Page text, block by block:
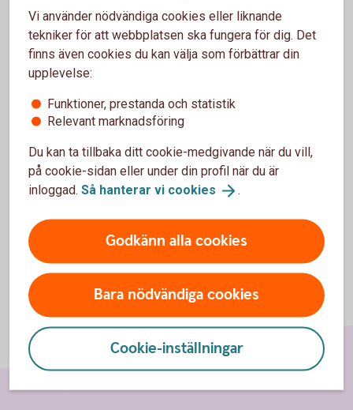
Behöver du hjälp?
Ring Digital Support. Öppet måndag-fredag 08.00-
storhelger).
Ring 0771-97 75 12
Vi använder nödvändiga cookies eller liknande
tekniker för att webbplatsen ska fungera för dig. Det
finns även cookies du kan välja som förbättrar din
upplevelse:
Funktioner, prestanda och statistik
Relevant marknadsföring
Du kan ta tillbaka ditt cookie-medgivande när du vill,
på cookie-sidan eller under din profil när du är
inloggad. Så hanterar vi cookies .
Godkänn alla cookies
Bara nödvändiga cookies
Cookie-inställningar